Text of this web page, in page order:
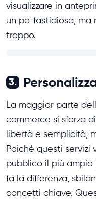
visualizzare in
un po' fastidiosa, ma
troppo.
3.
La maggior parte
commerce si sforza
libertà e semplicità,
Poiché questi servizi
pubblico il più ampio
fa la differenza,
concetti chiave.